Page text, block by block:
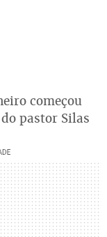
começou
pastor Silas